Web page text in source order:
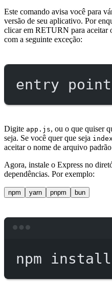
Este comando avisa você para
versão de seu aplicativo. Por
clicar em RETURN para aceitar
com a seguinte exceção:
entry
Digite app.js, ou o que quiser
seja. Se você quer que seja
aceitar o nome de arquivo
Agora, instale o Express no
dependências. Por exemplo:
npm yarn pnpm bun
npm install